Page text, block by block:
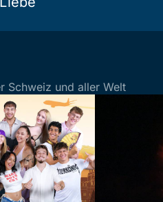
Schweiz und aller Welt